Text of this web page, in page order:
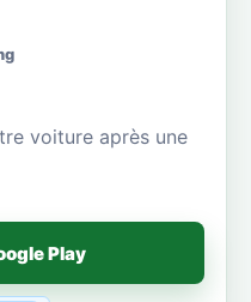
voiture après une
Play